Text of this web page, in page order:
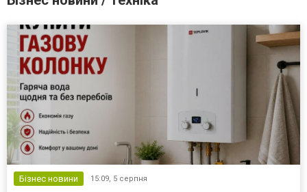
Бізнес новини 15:09, 5 серпня